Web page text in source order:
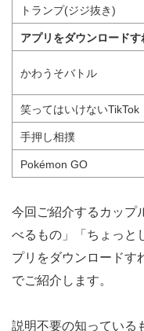
トランプ(ジジ抜き)
アプリをダウンロード
かわうそバトル
笑ってはいけないTikTok
手押し相撲
Pokémon GO
今回ご紹介するカップ
べるもの」「ちょっと
プリをダウンロードす
でご紹介します。
説明不要の知っている